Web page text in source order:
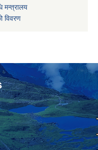
मन्त्रालय
विवरण